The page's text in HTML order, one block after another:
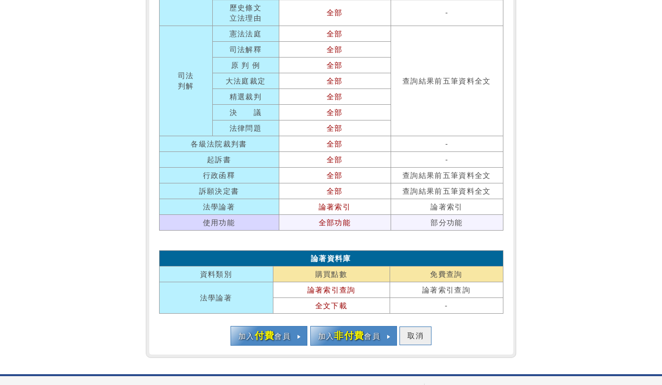
歷史條文
立法理由
全部 -
司法
判解
憲法法庭 全部
查詢結果前五筆資料全文
司法解釋
全部
原 判 例
全部
大法庭裁定
全部
精選裁判
全部
決 議
全部
法律問題
全部
各級法院裁判書
全部
-
起訴書
全部
-
行政函釋
全部
查詢結果前五筆資料全文
訴願決定書
全部
查詢結果前五筆資料全文
法學論著
論著索引
論著索引
使用功能
全部功能 部分功能
論著資料庫
資料類別
購買點數 免費查詢
法學論著
論著索引查詢
論著索引查詢
全文下載
-
加入付費會員 加入非付費會員 取消